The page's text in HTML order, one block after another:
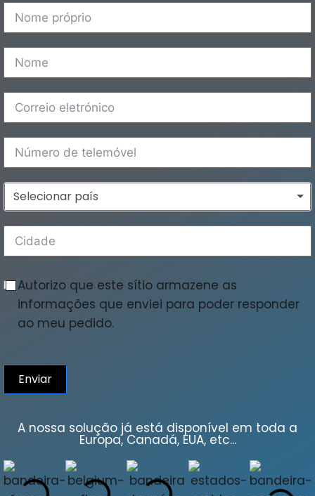
Selecionar país
Autorizo que este sítio armazene as
informações que enviei para poder responder
ao meu pedido.
Enviar
A nossa solução já está disponível em toda a
Europa, Canadá, EUA, etc...